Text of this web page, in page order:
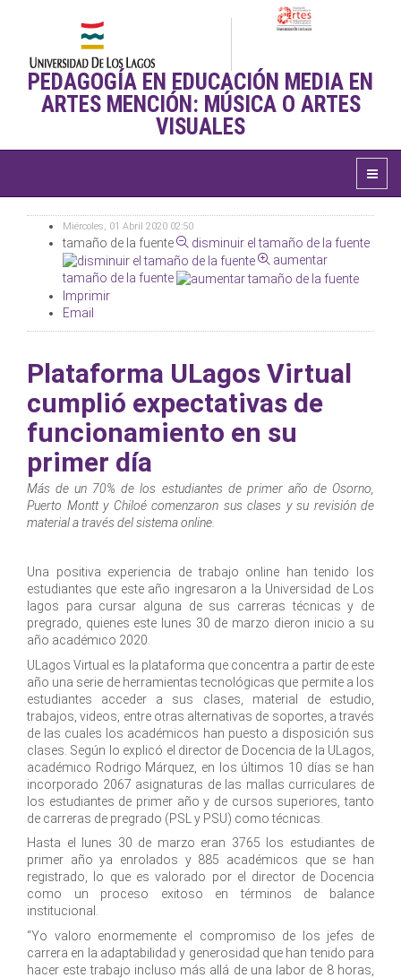
PEDAGOGÍA EN EDUCACIÓN MEDIA EN
ARTES MENCIÓN: MÚSICA O ARTES
VISUALES
Miércoles, 01 Abril 2020 02:50
tamaño de la fuente
disminuir el tamaño de la fuente
aumentar
tamaño de la fuente
Imprimir
Email
Plataforma ULagos Virtual
cumplió expectativas de
funcionamiento en su
primer día
Más de un 70% de los estudiantes de primer año de Osorno,
Puerto Montt y Chiloé comenzaron sus clases y su revisión de
material a través del sistema online.
Una positiva experiencia de trabajo online han tenido los
estudiantes que este año ingresaron a la Universidad de Los
lagos para cursar alguna de sus carreras técnicas y de
pregrado, quienes este lunes 30 de marzo dieron inicio a su
año académico 2020.
ULagos Virtual es la plataforma que concentra a partir de este
año una serie de herramientas tecnológicas que permite a los
estudiantes acceder a sus clases, material de estudio,
trabajos, videos, entre otras alternativas de soportes, a través
de las cuales los académicos han puesto a disposición sus
clases. Según lo explicó el director de Docencia de la ULagos,
académico Rodrigo Márquez, en los últimos 10 días se han
incorporado 2067 asignaturas de las mallas curriculares de
los estudiantes de primer año y de cursos superiores, tanto
de carreras de pregrado (PSL y PSU) como técnicas.
Hasta el lunes 30 de marzo eran 3765 los estudiantes de
primer año ya enrolados y 885 académicos que se han
registrado, lo que es valorado por el director de Docencia
como un proceso exitoso en términos de balance
institucional.
“Yo valoro enormemente el compromiso de los jefes de
carrera en la adaptabilidad y generosidad que han tenido para
hacer este trabajo incluso más allá de una labor de 8 horas,